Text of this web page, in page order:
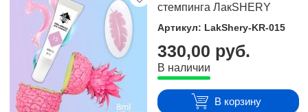
стемпинга ЛакSHERY
Артикул: LakShery-KR-015
330,00 руб.
В наличии
В корзину